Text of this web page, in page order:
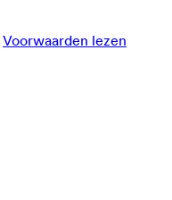
Voorwaarden lezen